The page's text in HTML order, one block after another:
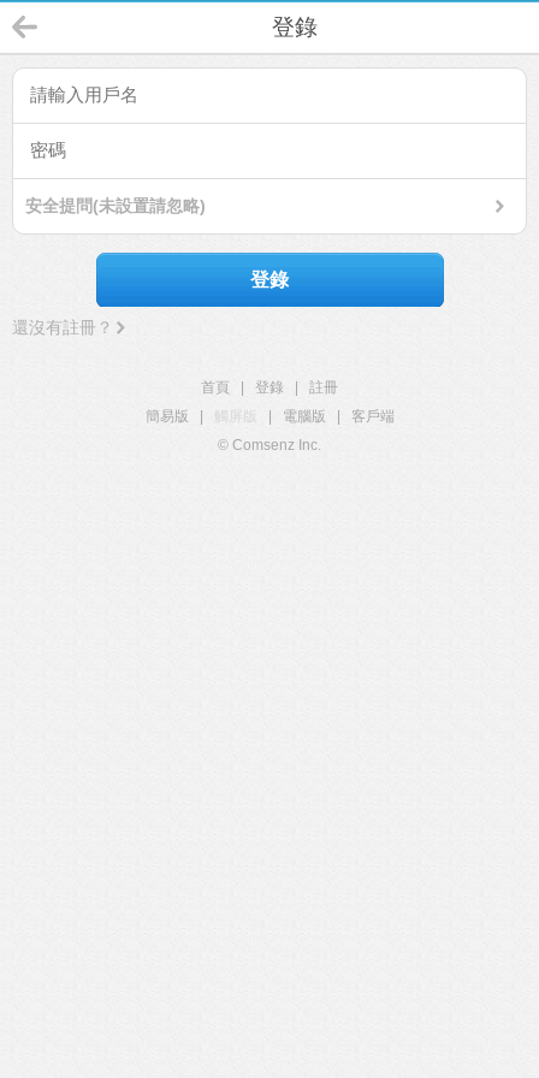
登錄
安全提問(未設置請忽略)
登錄
還沒有註冊？
首頁 登錄
註冊
簡易版
觸屏版 電腦版
客戶端
© Comsenz Inc.